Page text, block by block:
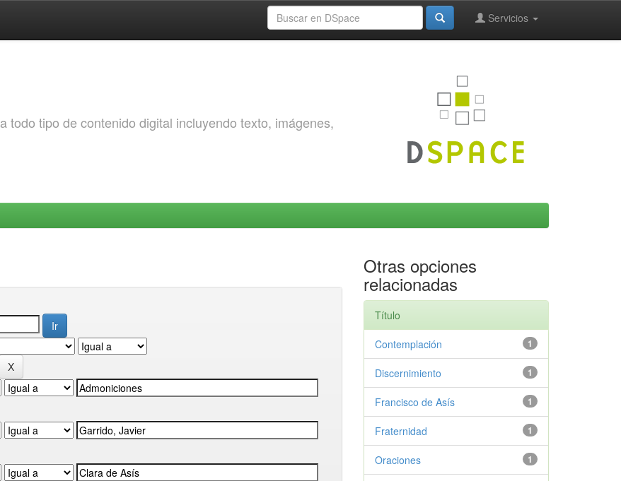
Servicios
todo tipo de contenido digital incluyendo texto, imágenes,
Otras opciones
relacionadas
Título
1
Contemplación
1
Discernimiento
1
Francisco de Asís
1
Fraternidad
1
Oraciones